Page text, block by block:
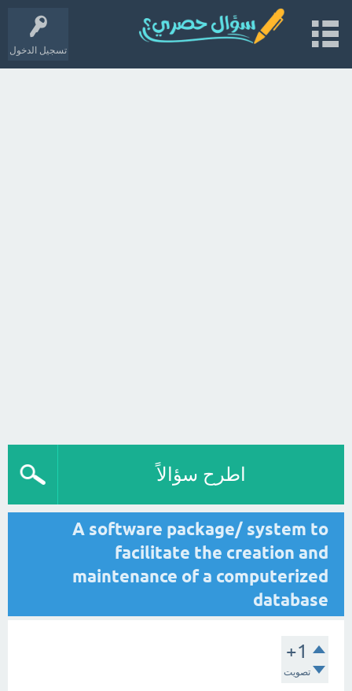
تسجيل الدخول
اطرح سؤالاً
A software package/ system to
facilitate the creation and
maintenance of a computerized
database
+1
تصويت